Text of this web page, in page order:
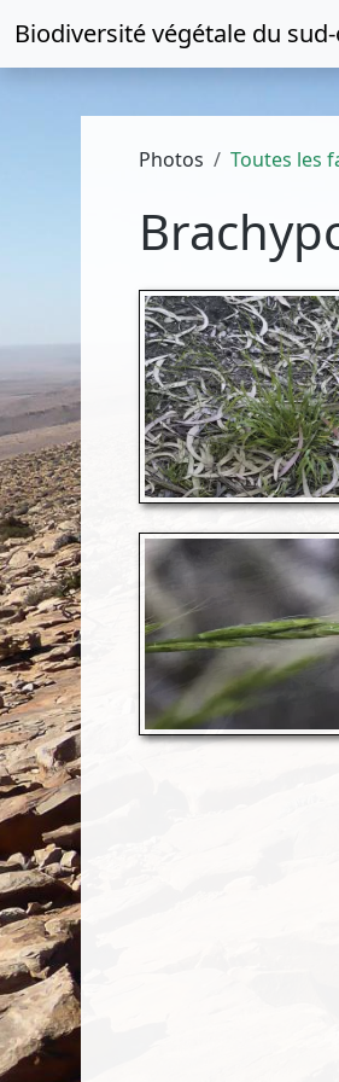
Biodiversité végétale du
Photos Toutes les